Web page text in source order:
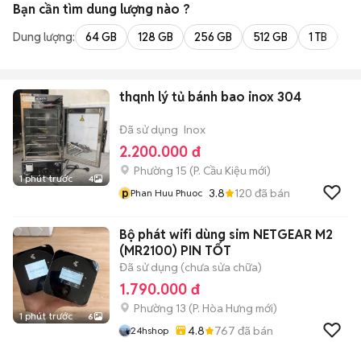
Bạn cần tìm dung lượng nào ?
Dung lượng: 64 GB 128 GB 256 GB 512 GB 1 TB
1 phút trước 4
thqnh lý tủ bánh bao inox 304
Đã sử dụng Inox
2.200.000 đ
Phường 15 (P. Cầu Kiệu mới)
pPhan Huu Phuoc 3.8 120 đã bán
1 phút trước 6
Bộ phát wifi dùng sim NETGEAR M2
(MR2100) PIN TỐT
Đã sử dụng (chưa sửa chữa)
1.790.000 đ
Phường 13 (P. Hòa Hưng mới)
24hshop 4.8 767 đã bán